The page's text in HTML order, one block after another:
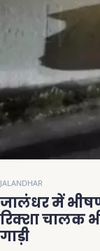
JALANDHAR
जालंधर में भीषण
रिक्शा चालक
गाड़ी